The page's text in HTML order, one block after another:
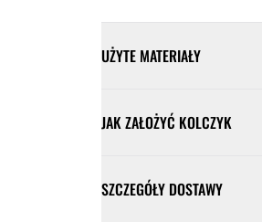
UŻYTE MATERIAŁY
JAK ZAŁOŻYĆ KOLCZYK
SZCZEGÓŁY DOSTAWY